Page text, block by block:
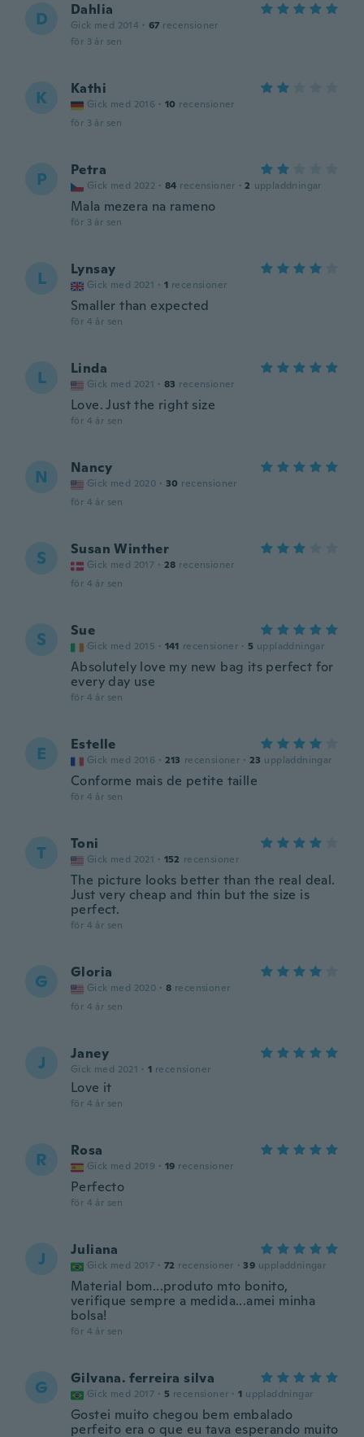
D Dahlia
Gick med 2014 · 67 recensioner
för 3 år sen
K Kathi
Gick med 2016 · 10 recensioner
för 3 år sen
P Petra
Gick med 2022 · 84 recensioner · 2 uppladdningar
Mala mezera na rameno
för 3 år sen
L Lynsay
Gick med 2021 · 1 recensioner
Smaller than expected
för 4 år sen
L Linda
Gick med 2021 · 83 recensioner
Love. Just the right size
för 4 år sen
N Nancy
Gick med 2020 · 30 recensioner
för 4 år sen
S Susan Winther
Gick med 2017 · 28 recensioner
för 4 år sen
S Sue
Gick med 2015 · 141 recensioner · 5 uppladdningar
Absolutely love my new bag its perfect for
every day use
för 4 år sen
E Estelle
Gick med 2016 · 213 recensioner · 23 uppladdningar
Conforme mais de petite taille
för 4 år sen
T Toni
Gick med 2021 · 152 recensioner
The picture looks better than the real deal.
Just very cheap and thin but the size is
perfect.
för 4 år sen
G Gloria
Gick med 2020 · 8 recensioner
för 4 år sen
J Janey
Gick med 2021 · 1 recensioner
Love it
för 4 år sen
R Rosa
Gick med 2019 · 19 recensioner
Perfecto
för 4 år sen
J Juliana
Gick med 2017 · 72 recensioner · 39 uppladdningar
Material bom...produto mto bonito,
verifique sempre a medida...amei minha
bolsa!
för 4 år sen
G Gilvana. ferreira silva
Gick med 2017 · 5 recensioner · 1 uppladdningar
Gostei muito chegou bem embalado
perfeito era o que eu tava esperando muito